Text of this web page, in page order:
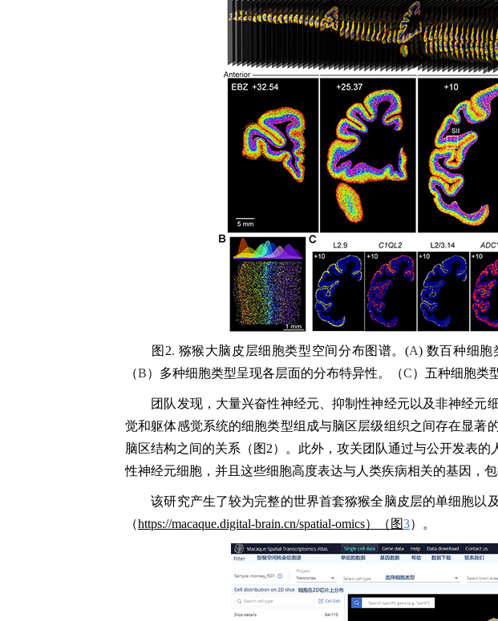
图 2. 猕猴大脑皮层细胞类型空间分布图谱。(A) 数百种细胞
（B）多种细胞类型呈现各层面的分布特异性。（C）五种细胞类
团队发现，大量兴奋性神经元、抑制性神经元以及非神经元
觉和躯体感觉系统的细胞类型组成与脑区层级组织之间存在显著
脑区结构之间的关系 （图2） 。此外， 攻关团队通过与公开发表的
性神经元细胞，并且这些细胞高度表达与人类疾病相关的基因，
该研究产生了较为完整的世界首套猕猴全脑皮层的单细胞以
（https://macaque.digital-brain.cn/spatial-omics）（图3） 。